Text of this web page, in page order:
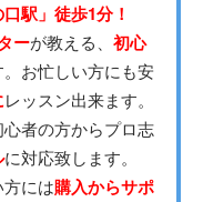
口駅」徒歩1分！
ーが教える、 初心
お忙しい方にも安
レッスン出来ます。
者の方からプロ志
に対応致します。
には購入からサポ